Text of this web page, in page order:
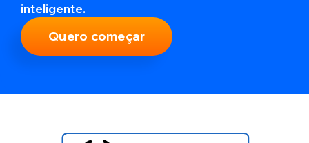
inteligente.
Quero começar